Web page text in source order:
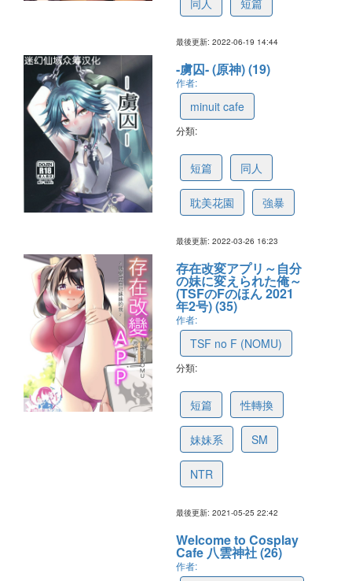
同人 短篇
最後更新: 2022-06-19 14:44
-虜囚- (原神) (19)
作者:
minuit cafe
分類:
短篇 同人
耽美花園 強暴
最後更新: 2022-03-26 16:23
存在改変アプリ～自分
の妹に変えられた俺～
(TSFのFのほん 2021
年2号) (35)
作者:
TSF no F (NOMU)
分類:
短篇 性轉換
妹妹系 SM
NTR
最後更新: 2021-05-25 22:42
Welcome to Cosplay
Cafe 八雲神社 (26)
作者: